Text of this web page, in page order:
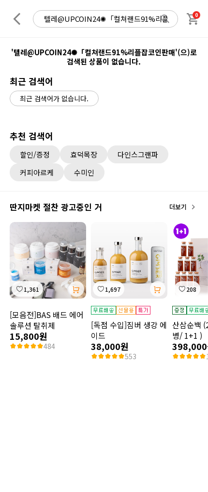
0
'텔레@UPCOIN24✺「컬쳐랜드91%리플잡코인판매'(으)로
검색된 상품이 없습니다.
최근 검색어
최근 검색어가 없습니다.
추천 검색어
할인/증정 효덕목장
다인스그랜파
커피아르케
수미인
딴지마켓 절찬 광고중인 거 더보기
1,361
[모음전]BAS 배드 에어
솔루션 탈취제
15,800원
484
1,697
[독점 수입]짐버 생강 에
이드
38,000원
553
208
산삼순백
병/ 1+1 )
398,000